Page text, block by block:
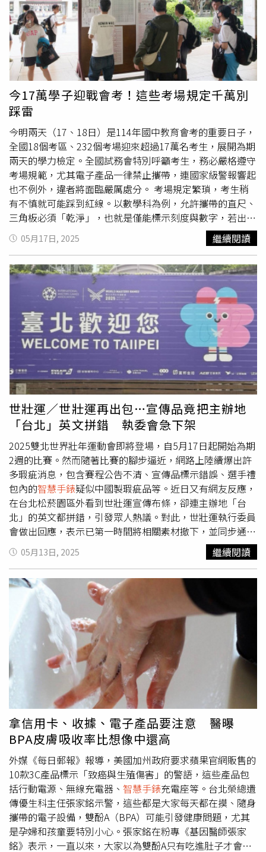
組建的專家小組發現，過度螢幕使用時間與社交媒體可能導
致兒童身心問題。目前荷蘭學校已禁止學生使用平板電腦、
手機與智慧手錶
，僅媒體素養等特定課程例外。5月時，約
1400名荷蘭醫生與兒童福利專家聯署公開信，呼籲政府禁
止14歲以下兒童持有手機，並限制16歲前使用社交媒體。
值得注意的是，荷蘭王后麥克西瑪（Queen Máxima）今年2
月透露，其幼女艾莉安娜公主（Princess Ariane）因過度使
用行動裝置導致視力問題，凸顯數位設備對青少年健康的潛
在影響。兒童權益組織強調，在保護兒童心理健康與保障其
數位權利之間需取得平衡，單純禁止可能非最佳解方，需輔
以家長監督、教育引導與科技公司的責任承擔。
手錶，廠商不僅未標示產地，經派員拆解檢視後，內部居然
含有對岸製晶片，這已經公然違反政府採購相關函釋，不免
讓人質疑，難道蔣萬安「幫對岸洗產地」？據了解， 智慧手
錶 是「世壯運禮包」其中一項物品，禮包是以「2025 雙北
世界壯年運動會賽會禮包設計及製作採購案」執行，由「桔
禾創意整合有限公司」以新台幣 3,819 萬元得標，後續又追
加了1,909.5 萬元經費，因此總金額高達 5,728.5 萬元。許
淑華直指，這款手錶內所搭載晶片，其實來自對岸「芯天下
技術股份有限公司」，但包裝上卻未見任何產地標示。她怒
批，蔣萬安擔任市長已近 3 年，其實籌備期非常充裕，卻讓
展現台灣實力的國際賽事變成國際笑話，讓台灣顏面掃地。
許淑華呼籲，如此鉅額支出卻出現如此低級錯誤，市府應立
即依契約及採購相關法規追究廠商違約責任。她爆料，蔣萬
安21日會與桔禾創意負責人張漢寧被同框對壘壁球，實在
「巧合得令人發毛」，但既然有此直球對決的機會，蔣萬安
不妨在比賽現場當面問清楚，廠商出包成這樣「這到底是怎
麼一回事！」世壯運執委會則強調，此案目前於履約階段尚
未辦理驗收程序，會明確要求廠商依照需求規範書，同時要
求承攬廠商敘明並提供相關佐證資料。如有違約情事，依契
約規定論處，並依政府採購相關規定辦理。
今17萬學子迎戰會考！這些考場規定千萬別
踩雷
今明兩天（17、18日）是114年國中教育會考的重要日子，
全國18個考區、232個考場迎來超過17萬名考生，展開為期
兩天的學力檢定。全國試務會特別呼籲考生，務必嚴格遵守
考場規範，尤其電子產品一律禁止攜帶，連國家級警報響起
也不例外，違者將面臨嚴厲處分。 考場規定繁瑣，考生稍
有不慎就可能踩到紅線。以數學科為例，允許攜帶的直尺、
三角板必須「乾淨」，也就是僅能標示刻度與數字，若出現
根號或量角功能，立刻會被判定違規。此外，常見的粗心行
為如考試正式開始之前偷翻閱試題、鐘響後繼續作答，甚至
無意間折損答案卡，都可能被記違規2點或扣分，影響最終
成績。 值得注意的是，電子產品已成考場頭號禁忌。無論
是手機、智慧手錶 ，還是具計算功能的文具，只要在考試期
間出現在桌上或隨身攜帶，即使未使用或關機，也沒有發出
聲響，一律視同違規。全國試務會強調，就連國家級警報也
不例外，違者五科會記違規2點，寫作測驗也會扣1級分，呼
籲學子不要冒險。
05月17日, 2025 繼續閱讀
世壯運／世壯運再出包…宣傳品竟把主辦地
「台北」英文拼錯 執委會急下架
2025雙北世界壯年運動會即將登場，自5月17日起開始為期
2週的比賽。然而隨著比賽的腳步逼近，網路上陸續爆出許
多瑕疵消息，包含賽程公告不清、宣傳品標示錯誤、選手禮
包內的智慧手錶疑似中國製瑕疵品等。近日又有網友反應，
在台北松菸園區外看到世壯運宣傳布條，卻連主辦地「台
北」的英文都拼錯，引發眾人熱議。對此，世壯運執行委員
會做出回應，表示已第一時間將相關素材撤下，並同步通知
各通路停止使用。2025雙北世界壯年運動會即將在本週六
（5月17日）登場，開始為期2週的比賽。不過賽前陸續爆
出各式各樣的問題。如上週有世壯運的志工反應，志工證上
的英文名字翻譯相當無厘頭，將姓氏的「王」翻譯成
「King」，其餘的中文拼音方式也與認知不同。近日則有大
量網友在網路上反映，繳交報名費3600元領取到的選手物
資包裡，配置的智慧型手錶不只難以滑動，會當機、Lag，
有些人甚至連設定都點不進去。此外，由大會主辦方推出的
世壯運App，不僅載入速度慢，還頻頻傳出故障災情，甚至
有選手反映下載後無法使用，同樣引起關注。還有不少民眾
指出，在街頭出現的世壯運告示牌、宣傳品都出現誤謬，比
如在路邊電線桿上掛著的世壯運看板上，大大地寫著「新北
市蘆竹國民運動中心」，就被吐槽「新北是蘆洲，桃園是蘆
竹，Ok？」12日，又有網友在Threads分享，在台北松菸園
區外看到世壯運宣傳布條「台北歡迎你」，卻在下面的英文
版標語中將「TAIPEI」多加了一個「I」，變成了
「WELCOME TO TAIIPEI」，讓網友好奇發問：「真的很好
奇到底是不是故意多一個I，還是有什麼諧音哏是我沒get到
的？」這張照片同樣在網路上引發網友熱烈討論，「歡迎光
臨台咦北」、「因為Beijing也有兩個i」、「得標的設計廠商
是誰啊？」、「雙北合辦，多一個I，選我正解」、「修正
宣傳品是不是又要花錢了？」還有網友認真指出：「一張圖
05月13日, 2025 繼續閱讀
拿信用卡、收據、電子產品要注意 醫曝
BPA皮膚吸收率比想像中還高
外媒《每日郵報》報導，美國加州政府要求蘋果官網販售的
10款3C產品標示「致癌與生殖傷害」的警語，這些產品包
括行動電源、無線充電器、 智慧手錶充電座等。台北榮總遺
傳優生科主任張家銘示警，這些都是大家每天都在摸、隨身
攜帶的電子設備，雙酚A（BPA）可能引發健康問題，尤其
是孕婦和孩童要特別小心。張家銘在粉專《基因醫師張家
銘》表示，一直以來，大家以為雙酚A只有吃進肚子才會影